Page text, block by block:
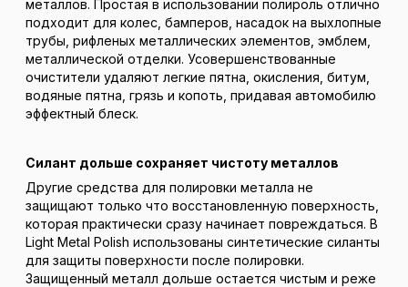
металлов. Простая в использовании полироль отлично
подходит для колес, бамперов, насадок на выхлопные
трубы, рифленых металлических элементов, эмблем,
металлической отделки. Усовершенствованные
очистители удаляют легкие пятна, окисления, битум,
водяные пятна, грязь и копоть, придавая автомобилю
эффектный блеск.
Силант дольше сохраняет чистоту металлов
Другие средства для полировки металла не
защищают только что восстановленную поверхность,
которая практически сразу начинает повреждаться. В
Light Metal Polish использованы синтетические силанты
для защиты поверхности после полировки.
Защищенный металл дольше остается чистым и реже